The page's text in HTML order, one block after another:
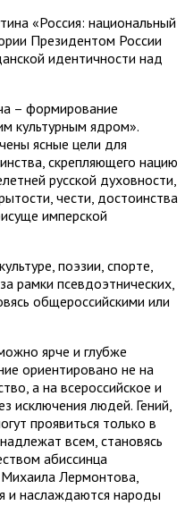
«Россия: национальный
Президентом России
идентичности над
– формирование
культурным ядром».
ясные цели для
скрепляющего нацию
русской духовности,
чести, достоинства
имперской
поэзии, спорте,
рамки псевдоэтнических,
общероссийскими или
ярче и глубже
ориентировано не на
а на всероссийское и
исключения людей. Гений,
проявиться только в
всем, становясь
абиссинца
Лермонтова,
и наслаждаются народы